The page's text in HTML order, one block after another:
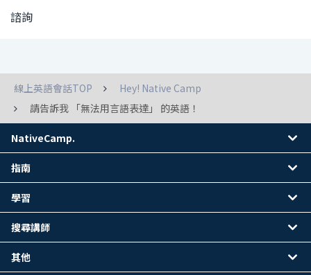
諮詢
線上英語會話TOP
Hey! Native Camp
請告訴我 「無法用言語表達」 的英語！
NativeCamp.
指南
學習
搜尋講師
其他